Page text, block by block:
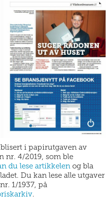
i papirutgaven av
nr. 4/2019, som ble
du lese artikkelen og bla
Du kan lese alle utgaver
1/1937, på
.